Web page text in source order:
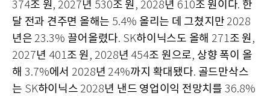
374조 원, 2027년 530조 원 , 2028년 610조 원이다. 한
달 전과 견주면 올해는 5.4% 올리는 데 그쳤지만 2028
년은 23.3% 끌어올렸다. SK하이닉스도 올해 271조 원 ,
2027년 401조 원 , 2028년 454조 원으로, 상향 폭이 올
해 3.7%에서 2028년 24%까지 확대됐다. 골드만삭스
는 SK하이닉스 2028년 낸드 영업이익 전망치를 36.8%